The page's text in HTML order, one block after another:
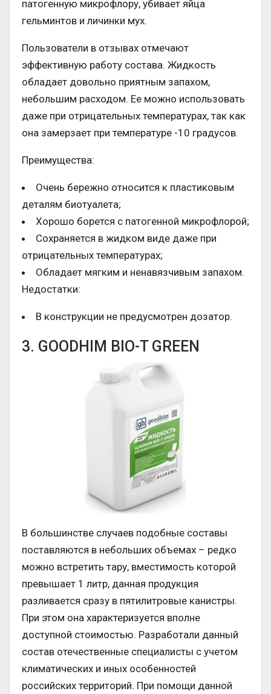
патогенную микрофлору, убивает яйца
гельминтов и личинки мух.
Пользователи в отзывах отмечают
эффективную работу состава. Жидкость
обладает довольно приятным запахом,
небольшим расходом. Ее можно использовать
даже при отрицательных температурах, так как
она замерзает при температуре -10 градусов.
Преимущества:
Очень бережно относится к пластиковым
деталям биотуалета;
Хорошо борется с патогенной микрофлорой;
Сохраняется в жидком виде даже при
отрицательных температурах;
Обладает мягким и ненавязчивым запахом.
Недостатки:
В конструкции не предусмотрен дозатор.
3. GOODHIM BIO-T GREEN
В большинстве случаев подобные составы
поставляются в небольших объемах – редко
можно встретить тару, вместимость которой
превышает 1 литр, данная продукция
разливается сразу в пятилитровые канистры.
При этом она характеризуется вполне
доступной стоимостью. Разработали данный
состав отечественные специалисты с учетом
климатических и иных особенностей
российских территорий. При помощи данной